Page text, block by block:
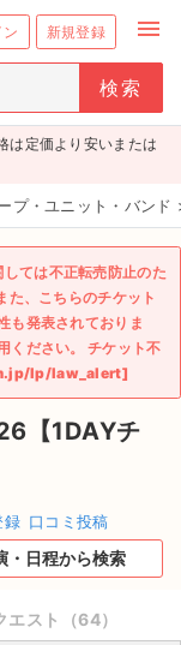
ン 新規登録 menu
は定価より安いまたは
プ・ユニット・バンド
ては不正転売防止のた
た、こちらのチケット
も発表されておりま
ください。 チケット不
lp/law_alert]
【1DAYチ
録 口コミ投稿
・日程から検索
エスト（64）